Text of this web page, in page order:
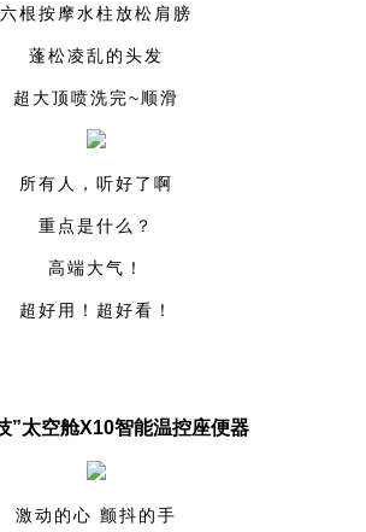
六根按摩水柱放松肩膀
蓬松凌乱的头发
超大顶喷洗完~顺滑
所有人，听好了啊
重点是什么？
高端大气！
超好用！超好看！
”太空舱X10智能温控座便器
激动的心 颤抖的手